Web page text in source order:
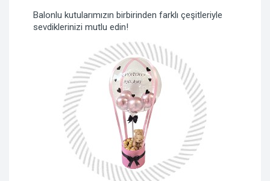
Balonlu kutularımızın birbirinden farklı çeşitleriyle
sevdiklerinizi mutlu edin!